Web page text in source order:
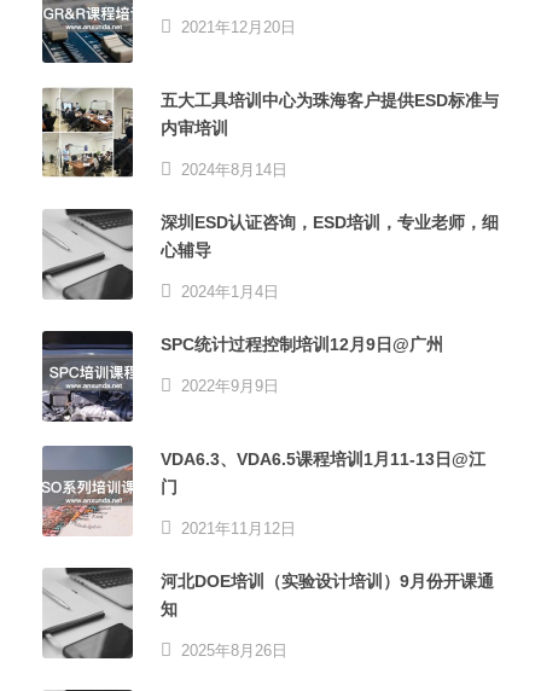
2021年12月20日
五大工具培训中心为珠海客户提供ESD标准与
内审培训
2024年8月14日
深圳ESD认证咨询，ESD培训，专业老师，细
心辅导
2024年1月4日
SPC统计过程控制培训12月9日@广州
2022年9月9日
VDA6.3、VDA6.5课程培训1月11-13日@江
门
2021年11月12日
河北DOE培训（实验设计培训）9月份开课通
知
2025年8月26日